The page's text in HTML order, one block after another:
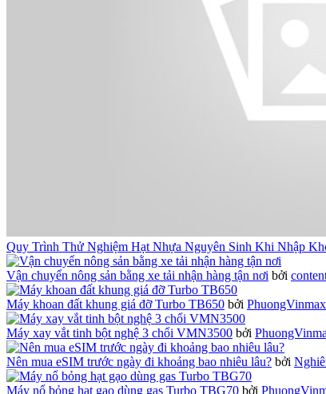
Quy Trình Thử Nghiệm Hạt Nhựa Nguyên Sinh Khi Nhập
Vận chuyển nông sản bằng xe tải nhận hàng tận nơi bởi
Máy khoan đất khung giá đỡ Turbo TB650 bởi
Máy xay vắt tinh bột nghệ 3 chổi VMN3500 bởi
Nên mua eSIM trước ngày đi khoảng bao nhiêu lâu? bởi
Máy nổ bỏng hạt gạo dùng gas Turbo TBG70 bởi